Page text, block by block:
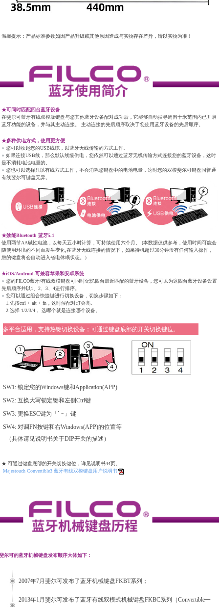
温馨提示：产品标准参数如因产品升级或其他原因造成与实物存在差异，请以实物为准！
★可同时匹配四台蓝牙设备
在斐尔可蓝牙有线双模版键盘与您其他蓝牙设备配对成功后，它能够自动搜寻周围十米范围内已开启
蓝牙功能的设备，并与其主动连接。 主动连接的先后顺序取决于您使用蓝牙设备的先后顺序。
★多种供电方式，使用更方便
● 您可以收起您的USB线缆，以蓝牙无线传输的方式工作。
● 如果连接USB线，那么默认线缆供电，您依然可以通过蓝牙无线传输方式连接您的蓝牙设备，这时
是不消耗电池电量的。
● 您也可以选择只以有线方式工作，不会消耗您键盘中的电池电量，这时您的双模斐尔可键盘同普通
有线斐尔可键盘无异。
★效能Bluetooth 蓝牙5.1
使用两节AA碱性电池，以每天五小时计算，可持续使用六个月。 (本数据仅供参考，使用时间可能会
随使用环境的不同而发生变化,在蓝牙无线连接的情况下，如果待机超过30分钟没有任何输入操作，
您的键盘将会自动进入省电休眠状态。）
★iOS/Android-可兼容苹果和安卓系统
● 您的FILCO蓝牙/有线双模键盘可同时记忆四台最近匹配的蓝牙设备，您可以为这四台蓝牙设备设置
先后顺序并以1、2、3、4进行排序。
● 您可以通过组合快捷键进行切换设备，切换步骤如下：
1.先按ctrl + alt + fn，这时候配对灯会亮。
2.选择 1/2/3/4， 选哪个就是连接哪个设备。
多平台适用，支持热键切换设备；可通过键盘底部的开关切换键位。
SW1: 锁定您的Windows键和Application(APP)
SW2: 互换大写锁定键和左侧Ctrl键
SW3: 更换ESC键为「` ~」键
SW4: 对调FN按键和右Windows(APP)的位置等
（具体请见说明书关于DIP开关的描述）
★ 可通过键盘底部的开关切换键位，详见说明书44页。
Majestouch Convertible3 蓝牙有线双模键盘用户说明书
尔可的蓝牙机械键盘发布顺序大体如下：
2007年7月斐尔可发布了蓝牙机械键盘FKBT系列；
2013年1月斐尔可发布了蓝牙有线双模式机械键盘FKBC系列（Convertible一